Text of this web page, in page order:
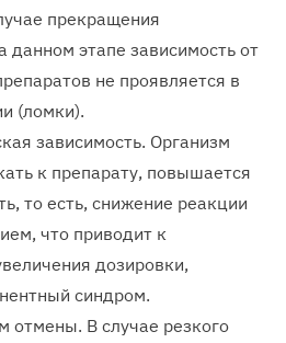
прекращения
данном этапе зависимость от
не проявляется в
(ломки).
зависимость. Организм
к препарату, повышается
то есть, снижение реакции
что приводит к
дозировки,
синдром.
отмены. В случае резкого